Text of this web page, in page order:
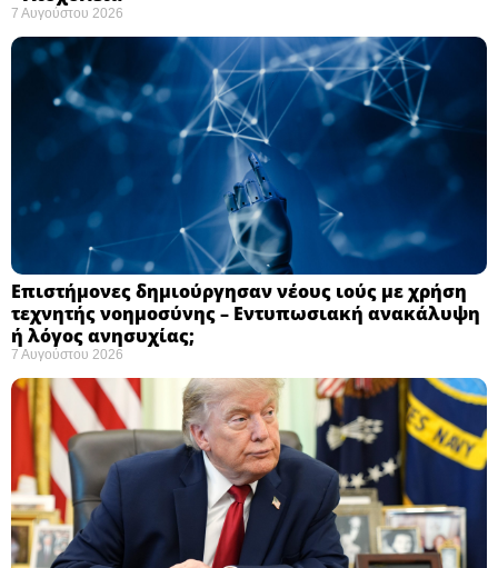
7 Αυγούστου 2026
Επιστήμονες δημιούργησαν νέους ιούς με χρήση
τεχνητής νοημοσύνης – Εντυπωσιακή ανακάλυψη
ή λόγος ανησυχίας; ​
7 Αυγούστου 2026